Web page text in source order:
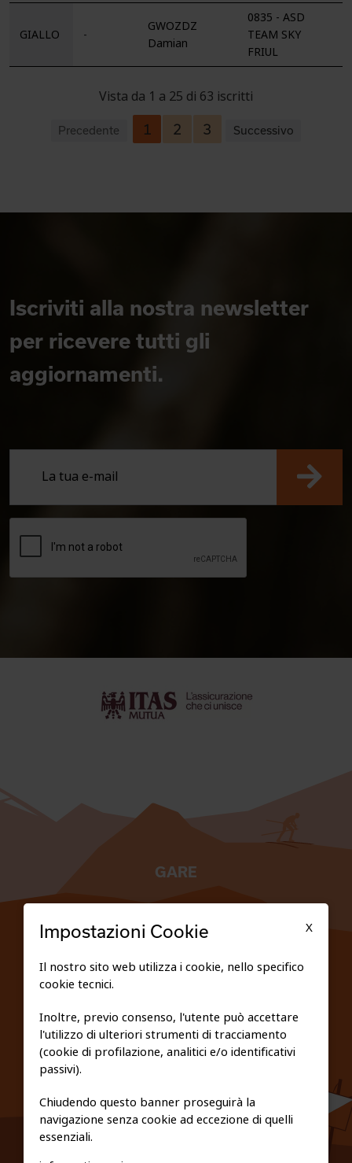
GIALLO -
GWOZDZ
Damian
0835 - ASD
TEAM SKY
FRIUL
Vista da 1 a 25 di 63 iscritti
Precedente 1 2 3 Successivo
Iscriviti alla nostra newsletter
per ricevere tutti gli
aggiornamenti.
GARE
PRIVACY E COOKIE POLICY
X
Impostazioni Cookie
Il nostro sito web utilizza i cookie, nello specifico
cookie tecnici.
Inoltre, previo consenso, l'utente può accettare
l'utilizzo di ulteriori strumenti di tracciamento
(cookie di profilazione, analitici e/o identificativi
passivi).
Chiudendo questo banner proseguirà la
navigazione senza cookie ad eccezione di quelli
essenziali.